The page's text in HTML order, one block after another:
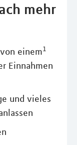
mehr
einem1
Einnahmen
und vieles